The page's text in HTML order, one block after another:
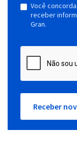
Você
receber
Gran.
Receber